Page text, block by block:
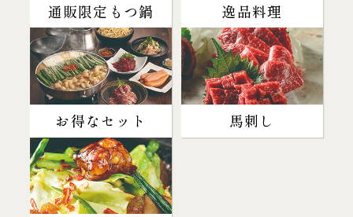
通販限定もつ鍋 逸品料理
お得なセット 馬刺し